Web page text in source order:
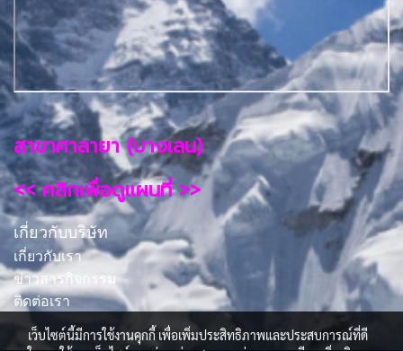
สาขาศาลายา (บางเลน)
<< คลิกเพื่อดูแผนที่ >>
เกี่ยวกับบริษัท
เกี่ยวกับเรา
ข่าวสารกิจกรรม
ติดต่อเรา
เว็บไซต์นี้มีการใช้งานคุกกี้ เพื่อเพิ่มประสิทธิภาพและประสบการณ์ที่ดี